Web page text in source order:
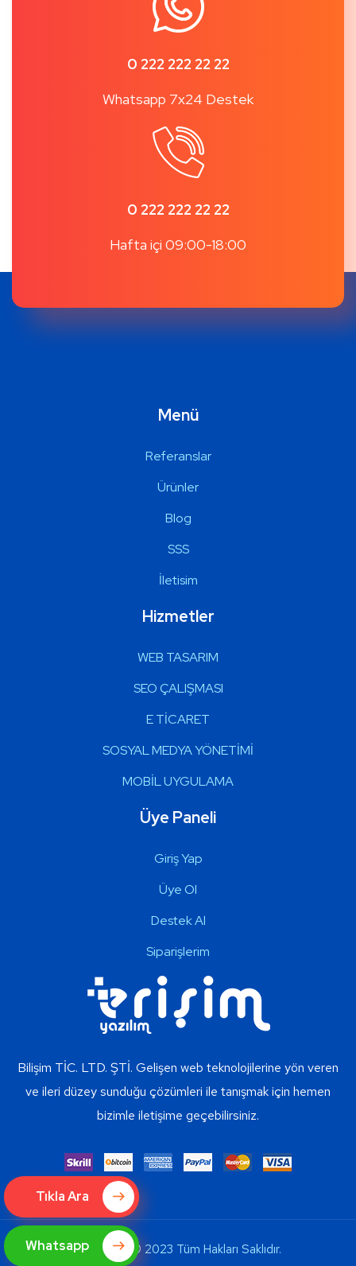
Tıkla Ara
Whatsapp
0 222 222 22 22
Whatsapp 7x24 Destek
0 222 222 22 22
Hafta içi 09:00-18:00
Menü
Referanslar
Ürünler
Blog
SSS
İletisim
Hizmetler
WEB TASARIM
SEO ÇALIŞMASI
E TİCARET
SOSYAL MEDYA YÖNETİMİ
MOBİL UYGULAMA
Üye Paneli
Giriş Yap
Üye Ol
Destek Al
Siparişlerim
Bilişim TİC. LTD. ŞTİ. Gelişen web teknolojilerine yön veren
ve ileri düzey sunduğu çözümleri ile tanışmak için hemen
bizimle iletişime geçebilirsiniz.
Copyright © 2023 Tüm Hakları Saklıdır.